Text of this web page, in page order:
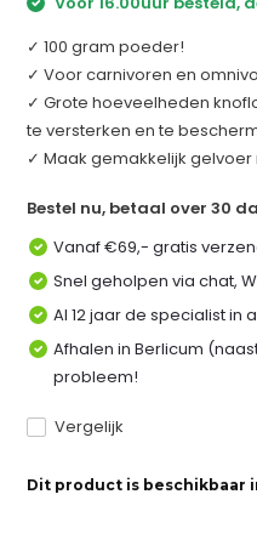
✓ 100 gram poeder!
✓ Voor carnivoren en
✓ Grote hoeveelheden
te versterken en te
✓ Maak gemakkelijk
Bestel nu, betaal over 30
Vanaf €69,- gratis
Snel geholpen via chat,
Al 12 jaar de specialist in
Afhalen in Berlicum
probleem!
Vergelijk
Dit product is beschikbaar